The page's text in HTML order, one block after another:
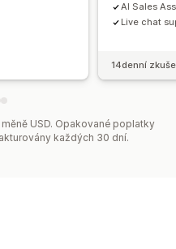
AI Sales
Live chat
14denní
USD. Opakované poplatky
každých 30 dní.